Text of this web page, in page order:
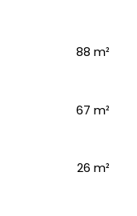
88 m²
67 m²
26 m²